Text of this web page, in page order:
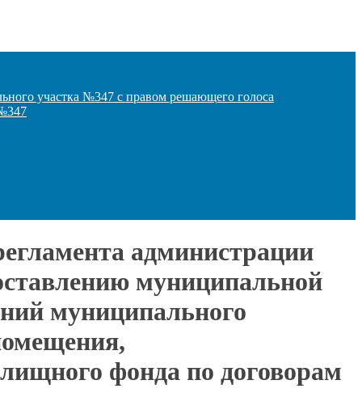
участка №347 с правом решающего голоса
администрации
муниципальной
муниципального
фонда по договорам